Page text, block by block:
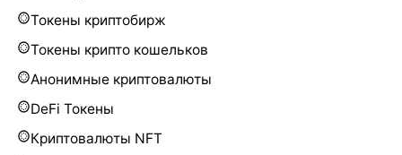
Токены криптобирж
Токены крипто кошельков
Анонимные криптовалюты
DeFi Токены
Криптовалюты NFT